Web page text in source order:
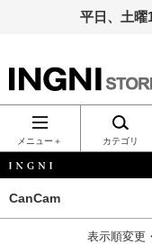
平日、土曜
INGNI（イ
グ）公式通
販｜INGNI
STORE
メニュー＋ カテゴリ
CanCam
表示順変更